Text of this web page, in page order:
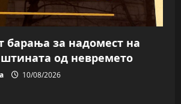
барања за надомест на
од невремето
10/08/2026